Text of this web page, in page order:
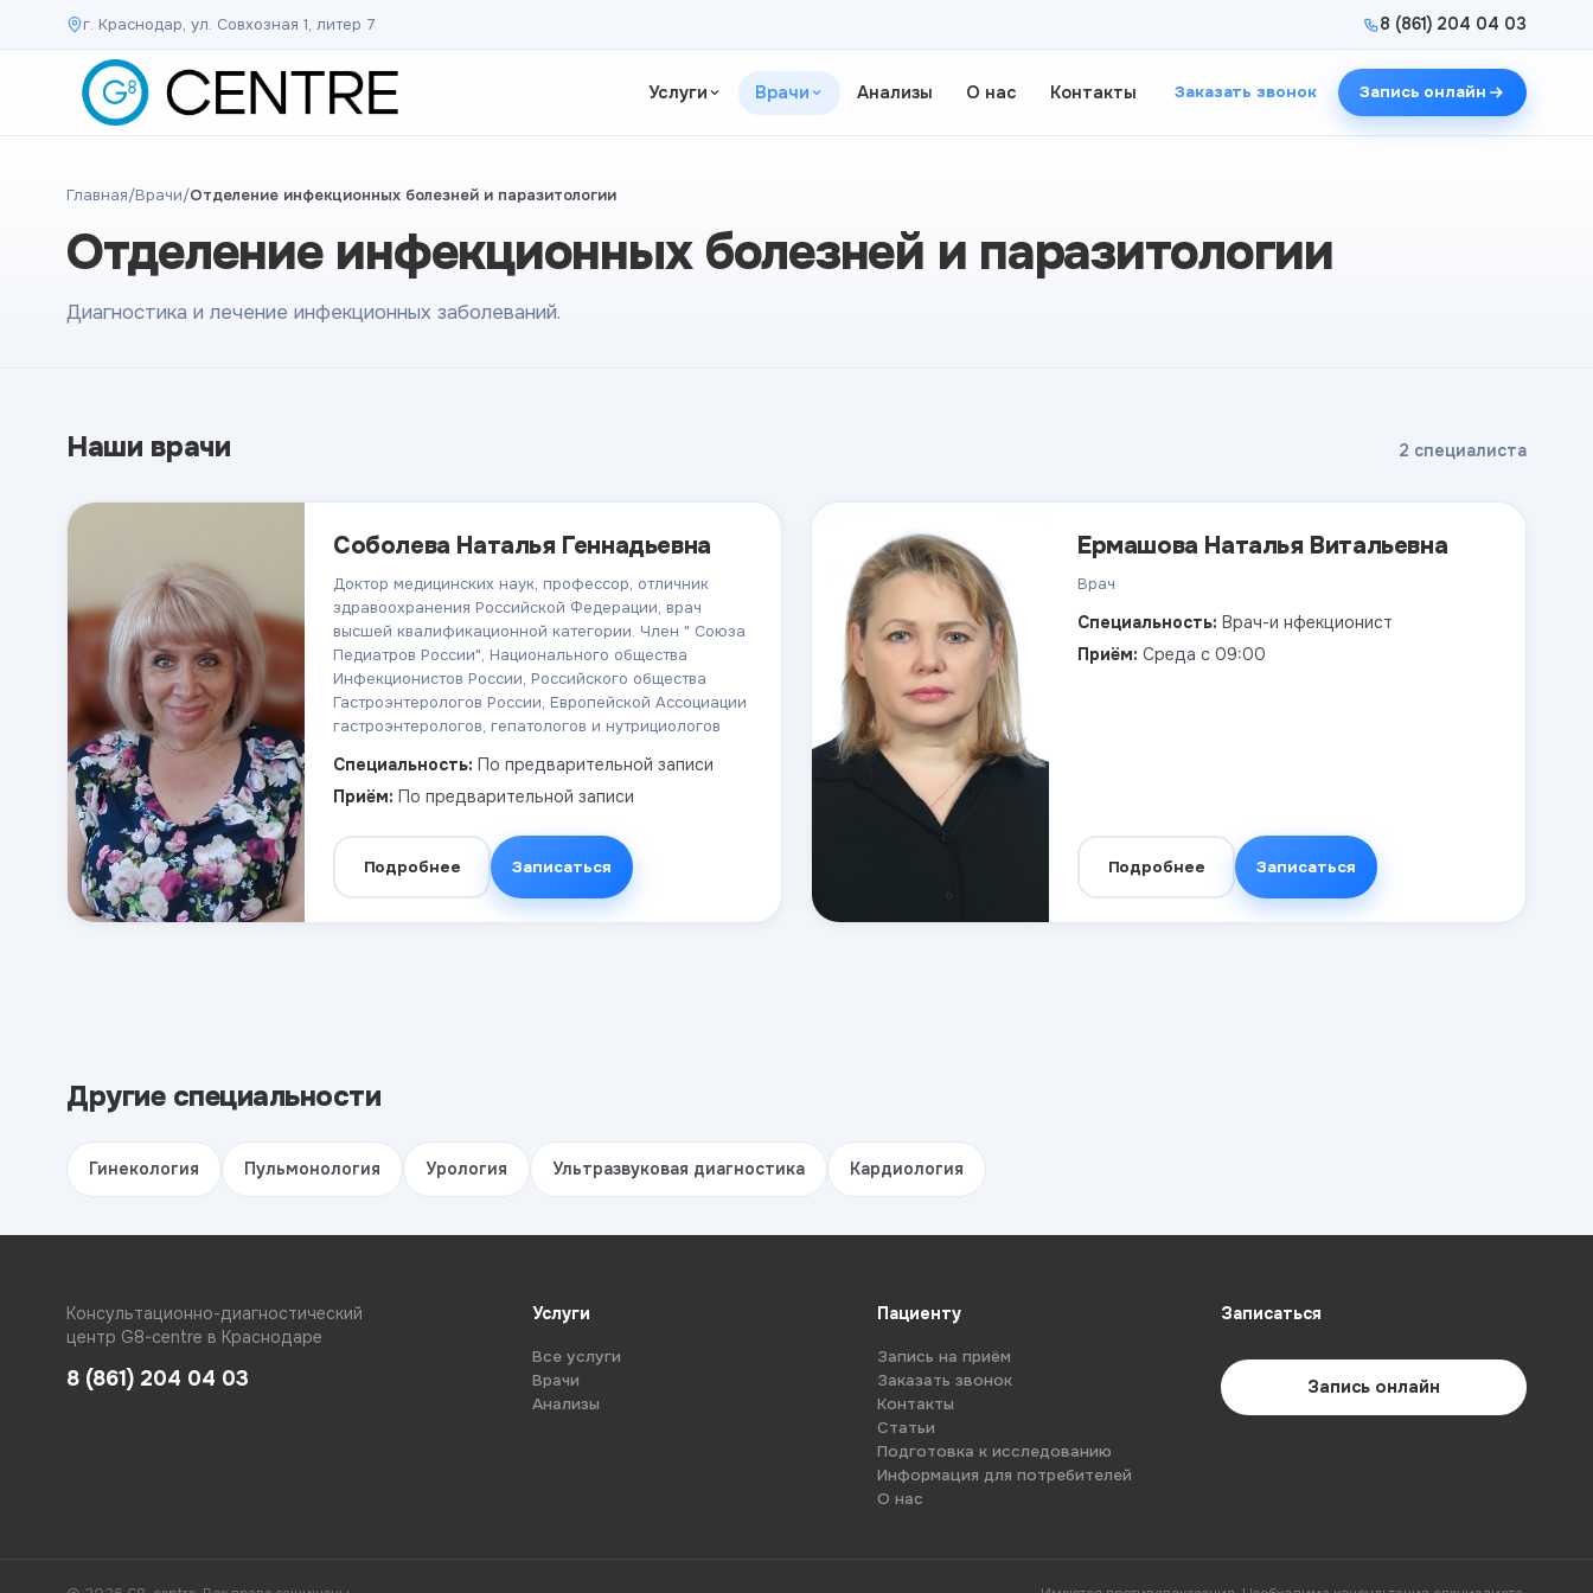
г. Краснодар, ул. Совхозная 1, литер 7 8 (861) 204 04 03
Услуги Врачи Анализы О нас Контакты Заказать звонок Запись онлайн
Главная/Врачи/Отделение инфекционных болезней и паразитологии
Отделение инфекционных болезней и паразитологии
Диагностика и лечение инфекционных заболеваний.
Наши врачи 2 специалиста
Соболева Наталья Геннадьевна
Доктор медицинских наук, профессор, отличник
здравоохранения Российской Федерации, врач
высшей квалификационной категории. Член " Союза
Педиатров России", Национального общества
Инфекционистов России, Российского общества
Гастроэнтерологов России, Европейской Ассоциации
гастроэнтерологов, гепатологов и нутрициологов
Специальность: По предварительной записи
Приём: По предварительной записи
Подробнее Записаться
Ермашова Наталья Витальевна
Врач
Специальность: Врач-и нфекционист
Приём: Среда с 09:00
Подробнее Записаться
Другие специальности
Гинекология Пульмонология Урология Ультразвуковая диагностика Кардиология
Консультационно-диагностический
центр G8-centre в Краснодаре
8 (861) 204 04 03
Услуги
Все услуги
Врачи
Анализы
Пациенту
Запись на приём
Заказать звонок
Контакты
Статьи
Подготовка к исследованию
Информация для потребителей
О нас
Записаться
Запись онлайн